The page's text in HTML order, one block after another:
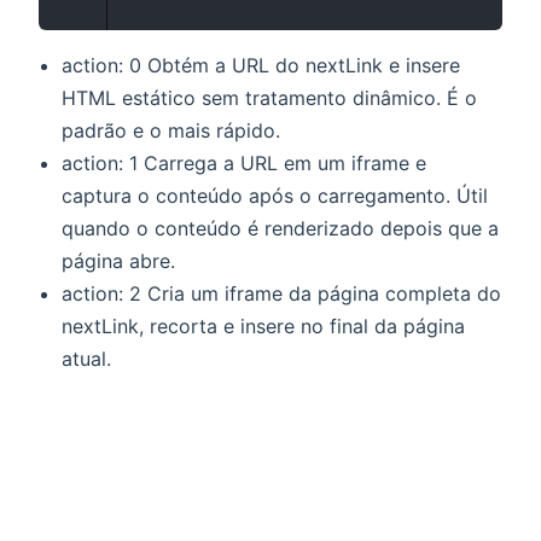
action: 0 Obtém a URL do nextLink e insere
HTML estático sem tratamento dinâmico. É o
padrão e o mais rápido.
action: 1 Carrega a URL em um iframe e
captura o conteúdo após o carregamento. Útil
quando o conteúdo é renderizado depois que a
página abre.
action: 2 Cria um iframe da página completa do
nextLink, recorta e insere no final da página
atual.